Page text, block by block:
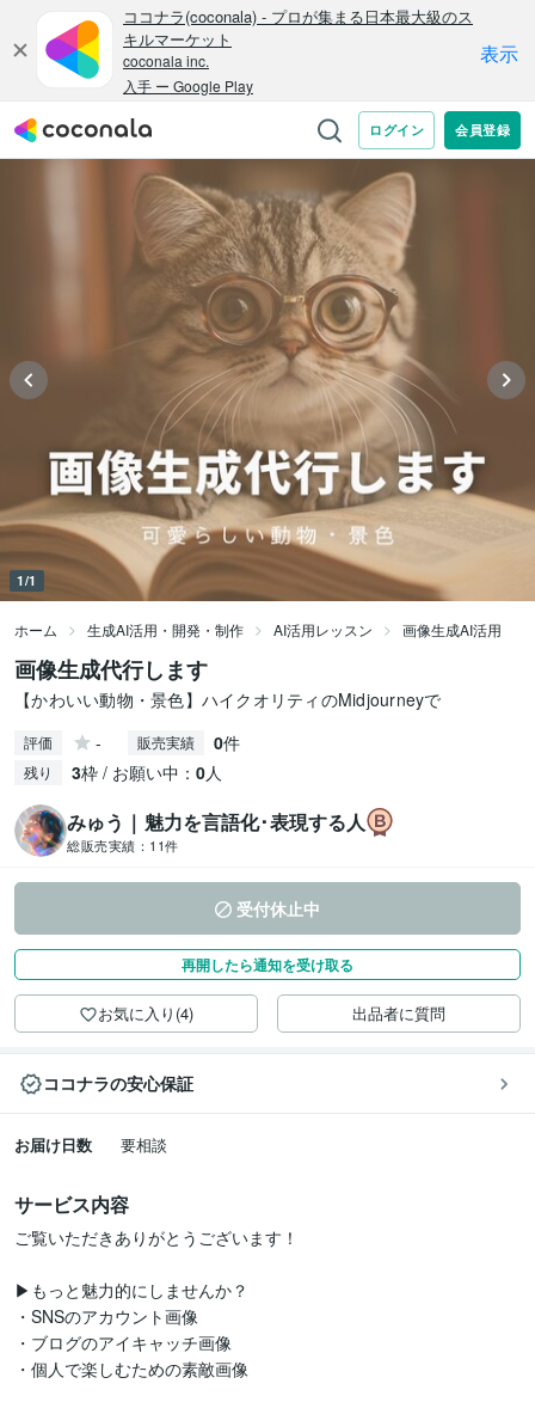
1/1
ホーム 生成AI活用・開発・制作 AI活用レッスン 画像生成AI活用
画像生成代行します
【かわいい動物・景色】ハイクオリティのMidjourneyで
評価 - 販売実績 0件
残り 3枠 / お願い中： 0人
みゅう｜魅力を言語化･表現する人
総販売実績： 11件
受付休止中
再開したら通知を受け取る
お気に入り(4) 出品者に質問
ココナラの安心保証
お届け日数 要相談
サービス内容
ご覧いただきありがとうございます！
▶︎もっと魅力的にしませんか？
・SNSのアカウント画像
・ブログのアイキャッチ画像
・個人で楽しむための素敵画像